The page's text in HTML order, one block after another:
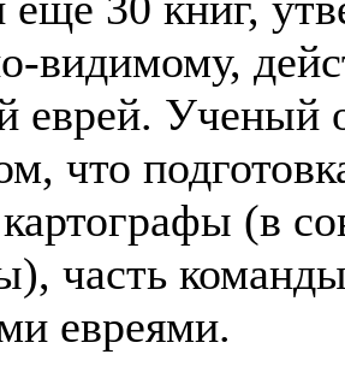
видимому,
еврей. Ученый
что
картографы (в
часть
евреями.